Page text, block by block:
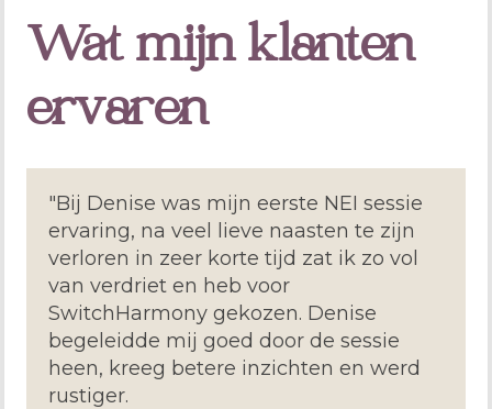
Wat mijn klanten
ervaren
"Bij Denise was mijn eerste NEI sessie
ervaring, na veel lieve naasten te zijn
verloren in zeer korte tijd zat ik zo vol
van verdriet en heb voor
SwitchHarmony gekozen. Denise
begeleidde mij goed door de sessie
heen, kreeg betere inzichten en werd
rustiger.